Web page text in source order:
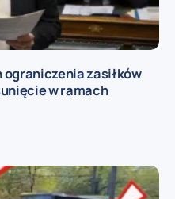
ograniczenia zasiłków
w ramach